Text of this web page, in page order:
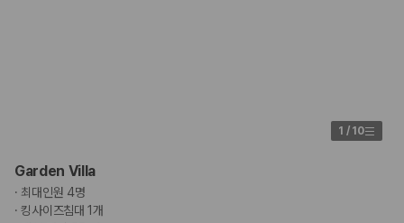
제주렌트카 가격비교 주요 링크
1 / 10
Garden Villa
· 최대인원 4명
·킹사이즈침대 1개